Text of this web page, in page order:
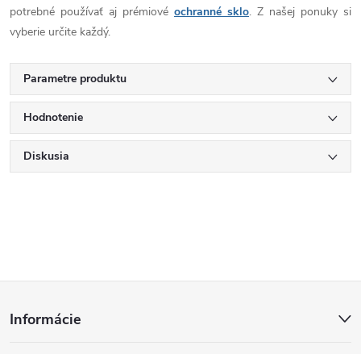
potrebné používať aj prémiové ochranné sklo. Z našej ponuky si
vyberie určite každý.
Parametre produktu
Hodnotenie
Diskusia
Informácie